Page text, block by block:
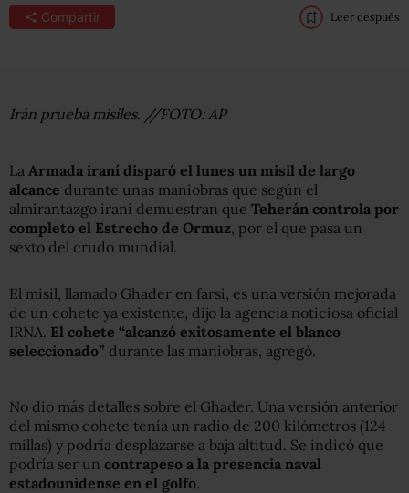
Compartir Leer después
Irán prueba misiles. //FOTO: AP
La Armada iraní disparó el lunes un misil de largo
alcance durante unas maniobras que según el
almirantazgo iraní demuestran que Teherán controla por
completo el Estrecho de Ormuz, por el que pasa un
sexto del crudo mundial.
El misil, llamado Ghader en farsi, es una versión mejorada
de un cohete ya existente, dijo la agencia noticiosa oficial
IRNA. El cohete “alcanzó exitosamente el blanco
seleccionado” durante las maniobras, agregó.
No dio más detalles sobre el Ghader. Una versión anterior
del mismo cohete tenía un radio de 200 kilómetros (124
millas) y podría desplazarse a baja altitud. Se indicó que
podría ser un contrapeso a la presencia naval
estadounidense en el golfo.